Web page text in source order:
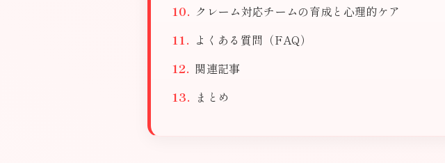
クレーム対応チームの育成と心理的ケア
よくある質問（FAQ）
関連記事
まとめ